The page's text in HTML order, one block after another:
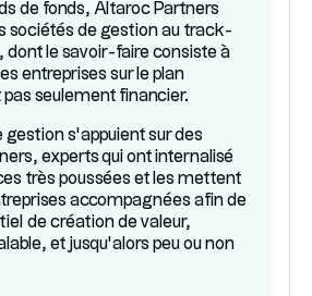
de fonds, Altaroc Partners
sociétés de gestion au track-
dont le savoir-faire consiste à
entreprises sur le plan
seulement financier.
gestion s’appuient sur des
experts qui ont internalisé
très poussées et les mettent
accompagnées afin de
de création de valeur,
et jusqu’alors peu ou non